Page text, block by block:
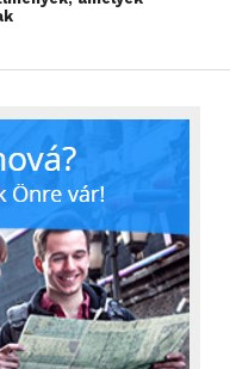
gumi
a technikai
régebbi, használt,
indulnak
mérnökei éppen
az autóban
csak akkor tud jól